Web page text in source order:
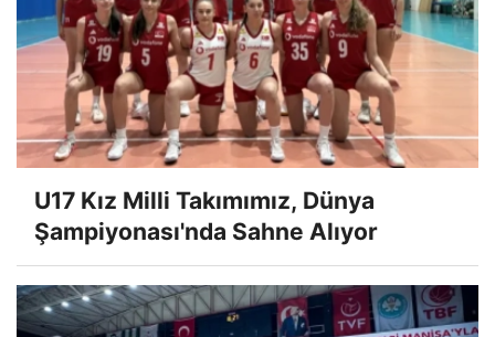
U17 Kız Milli Takımımız, Dünya
Şampiyonası'nda Sahne Alıyor